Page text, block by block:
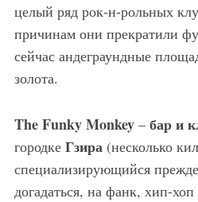
целый ряд рок-н-рольных
причинам они прекратили
сейчас андеграундные
золота.
The Funky Monkey– бар и
городке Гзира(несколько
специализирующийся
догадаться, на фанк, хип-